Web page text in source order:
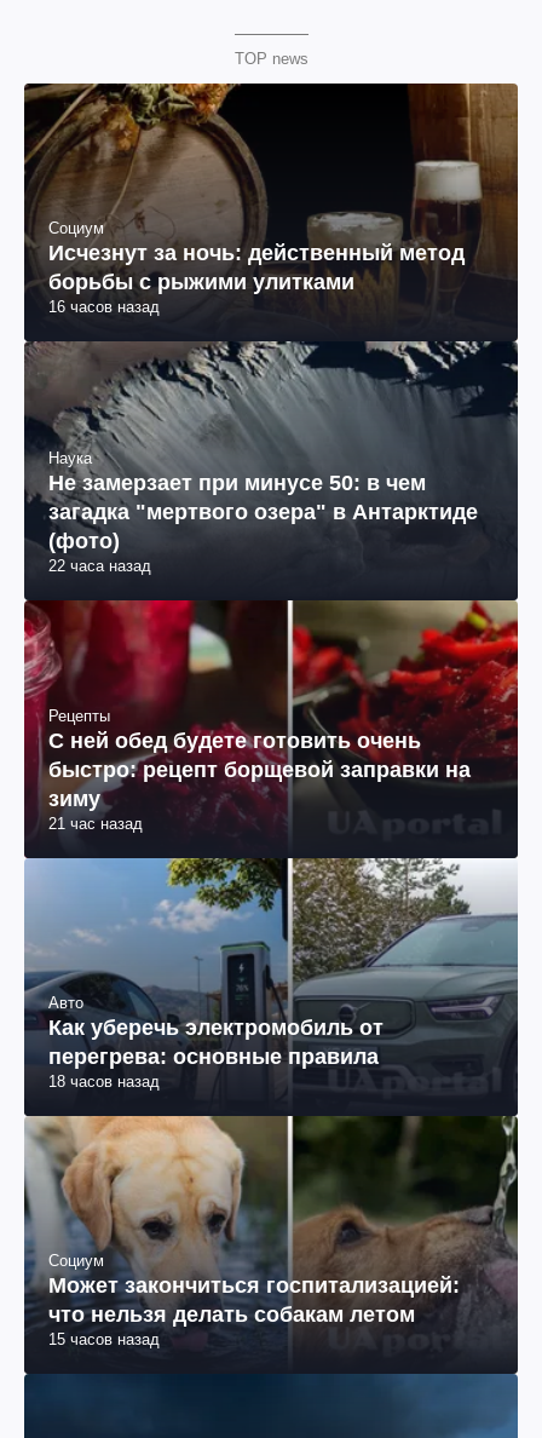
TOP news
Социум
Исчезнут за ночь: действенный метод
борьбы с рыжими улитками
16 часов назад
Наука
Не замерзает при минусе 50: в чем
загадка "мертвого озера" в Антарктиде
(фото)
22 часа назад
Рецепты
С ней обед будете готовить очень
быстро: рецепт борщевой заправки на
зиму
21 час назад
Авто
Как уберечь электромобиль от
перегрева: основные правила
18 часов назад
Социум
Может закончиться госпитализацией:
что нельзя делать собакам летом
15 часов назад